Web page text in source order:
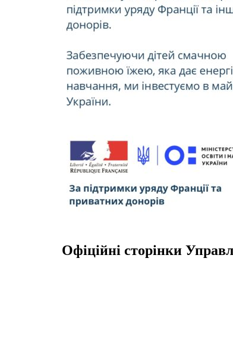
Офіційні сторінки